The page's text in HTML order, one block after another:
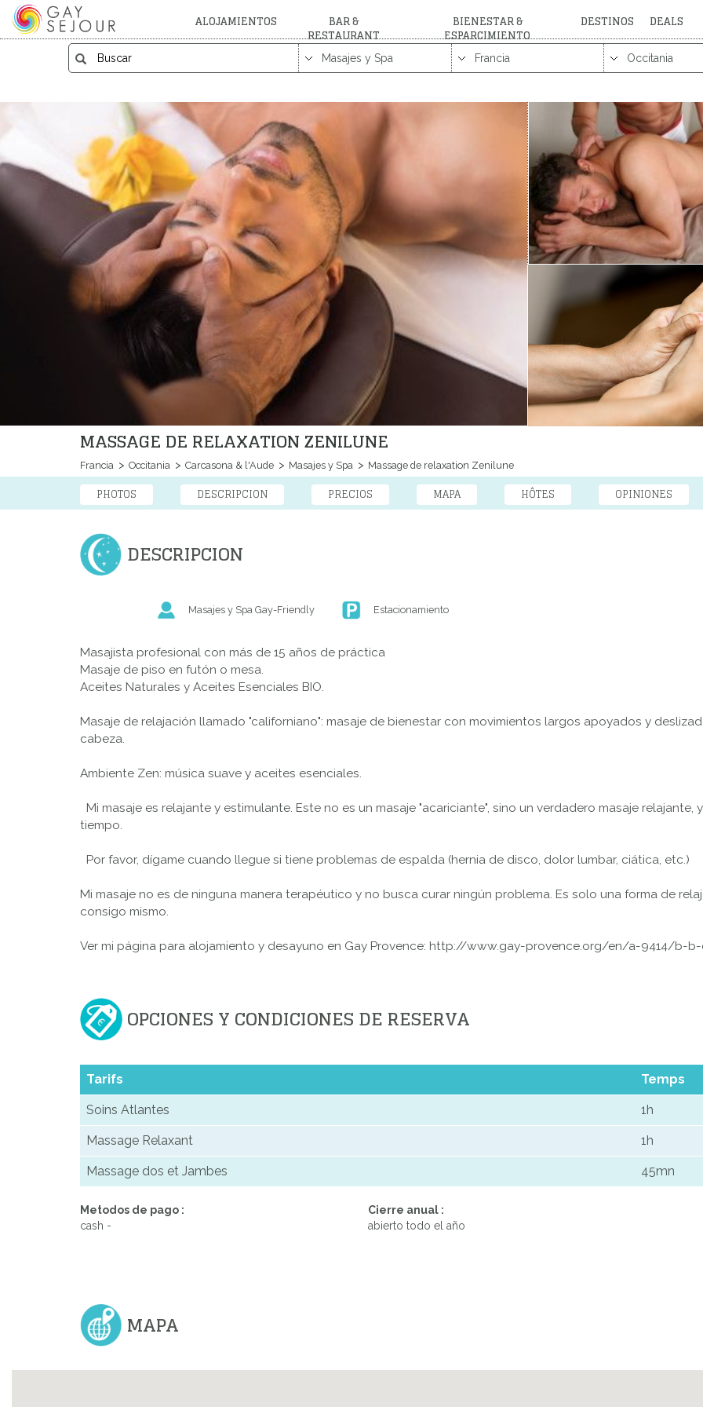
ALOJAMIENTOS BAR &
RESTAURANT
BIENESTAR &
ESPARCIMIENTO
DESTINOS DEALS
MASSAGE DE RELAXATION ZENILUNE
Francia Occitania Carcasona & l'Aude Masajes y Spa Massage de relaxation Zenilune
PHOTOS DESCRIPCION PRECIOS MAPA HÔTES OPINIONES
DESCRIPCION
Masajes y Spa Gay-Friendly Estacionamiento
Masajista profesional con más de 15 años de práctica
Masaje de piso en futón o mesa.
Aceites Naturales y Aceites Esenciales BIO.
Masaje de relajación llamado "californiano": masaje de bienestar con movimientos largos apoyados y
cabeza.
Ambiente Zen: música suave y aceites esenciales.
Mi masaje es relajante y estimulante. Este no es un masaje "acariciante", sino un verdadero masaje
tiempo.
Por favor, dígame cuando llegue si tiene problemas de espalda (hernia de disco, dolor lumbar, ciática, etc.)
Mi masaje no es de ninguna manera terapéutico y no busca curar ningún problema. Es solo una forma de
consigo mismo.
Ver mi página para alojamiento y desayuno en Gay Provence: http://www.gay-provence.org/en/a-9414/b-
OPCIONES Y CONDICIONES DE RESERVA
Tarifs Temps
Soins Atlantes 1h
Massage Relaxant 1h
Massage dos et Jambes 45mn
Metodos de pago :
cash -
Cierre anual :
abierto todo el año
MAPA